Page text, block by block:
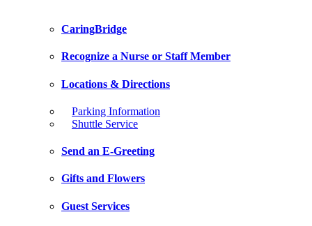
CaringBridge
Recognize a Nurse or Staff Member
Locations & Directions
Parking Information
Shuttle Service
Send an E-Greeting
Gifts and Flowers
Guest Services